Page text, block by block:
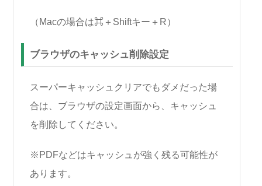
（Macの場合は⌘＋Shiftキー＋R）
ブラウザのキャッシュ削除設定
スーパーキャッシュクリアでもダメだった場
合は、ブラウザの設定画面から、キャッシュ
を削除してください。
※PDFなどはキャッシュが強く残る可能性が
あります。